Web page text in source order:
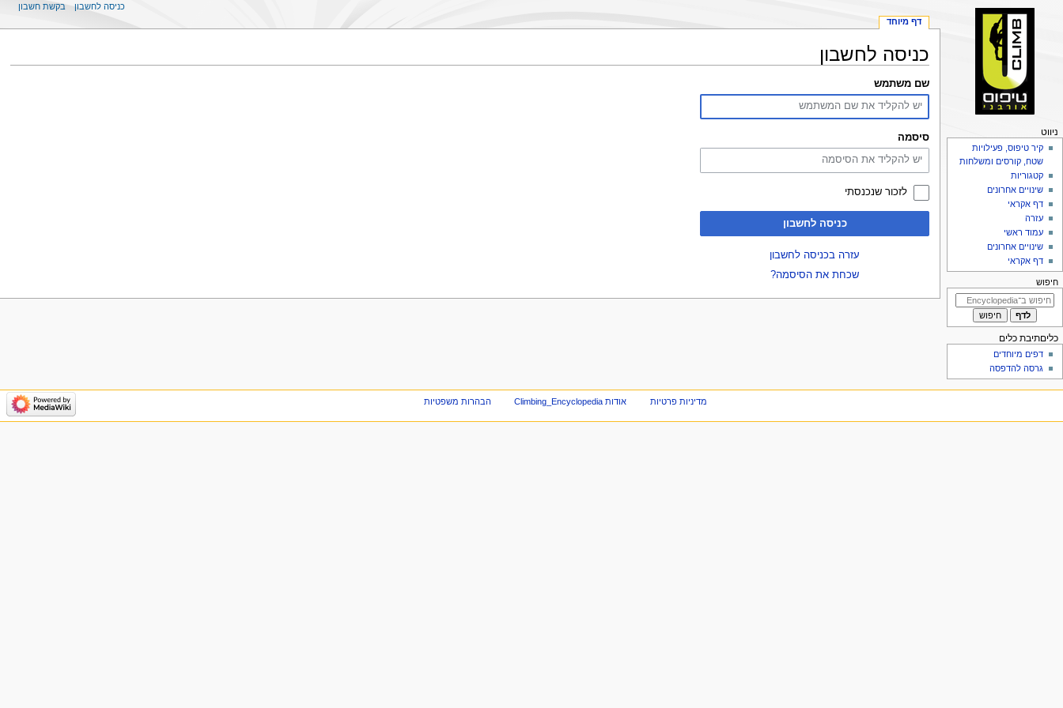
כניסה לחשבון
קפיצה
לניווט
קפיצה
לחיפוש
שם משתמש
סיסמה
לזכור שנכנסתי
כניסה לחשבון
עזרה בכניסה לחשבון
שכחת את הסיסמה?
תפריט
ניווט
דף מיוחד
כניסה לחשבון בקשת חשבון
ניווט
קיר טיפוס, פעילויות
שטח, קורסים ומשלחות
קטגוריות
שינויים אחרונים
דף אקראי
עזרה
עמוד ראשי
שינויים אחרונים
דף אקראי
חיפוש
כליםתיבת כלים
דפים מיוחדים
גרסה להדפסה
מדיניות פרטיות אודות Climbing_Encyclopedia הבהרות משפטיות